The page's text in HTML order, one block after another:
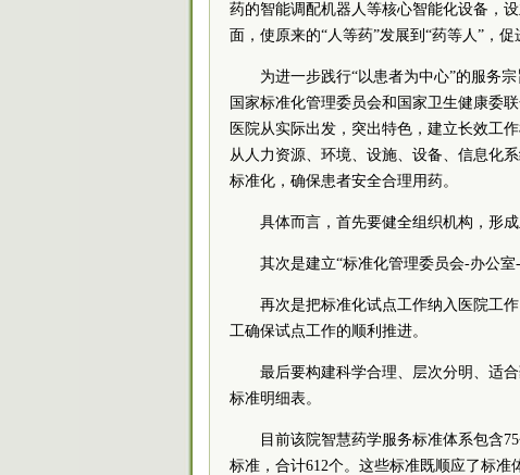
药的智能调配机器人等核心智能化设备，
面，使原来的“人等药”发展到“药等人”，
为进一步践行“以患者为中心”的服务
国家标准化管理委员会和国家卫生健康委
医院从实际出发，突出特色，建立长效工
从人力资源、环境、设施、设备、信息化
标准化，确保患者安全合理用药。
具体而言，首先要健全组织机构，形
其次是建立“标准化管理委员会-办公
再次是把标准化试点工作纳入医院工
工确保试点工作的顺利推进。
最后要构建科学合理、层次分明、适
标准明细表。
目前该院智慧药学服务标准体系包含
标准，合计612个。这些标准既顺应了标